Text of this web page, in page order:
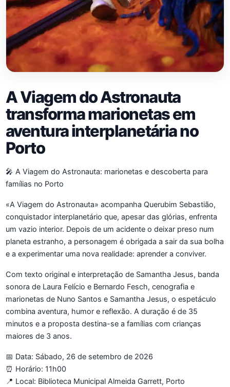
A Viagem do Astronauta
transforma marionetas em
aventura interplanetária no
Porto
🎤 A Viagem do Astronauta: marionetas e descoberta para
famílias no Porto
«A Viagem do Astronauta» acompanha Querubim Sebastião,
conquistador interplanetário que, apesar das glórias, enfrenta
um vazio interior. Depois de um acidente o deixar preso num
planeta estranho, a personagem é obrigada a sair da sua bolha
e a experimentar uma nova realidade: aprender a conviver.
Com texto original e interpretação de Samantha Jesus, banda
sonora de Laura Felício e Bernardo Fesch, cenografia e
marionetas de Nuno Santos e Samantha Jesus, o espetáculo
combina aventura, humor e reflexão. A duração é de 35
minutos e a proposta destina-se a famílias com crianças
maiores de 3 anos.
📅 Data: Sábado, 26 de setembro de 2026
⏰ Horário: 11h00
📍 Local: Biblioteca Municipal Almeida Garrett, Porto